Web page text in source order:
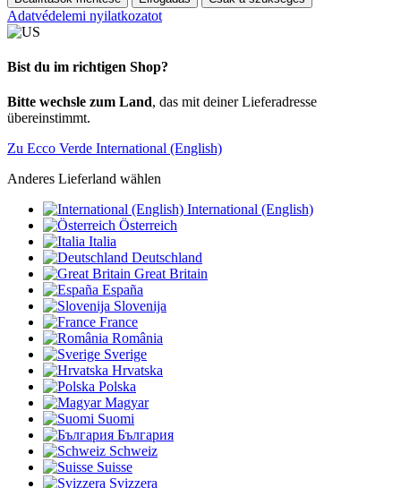
Adatvédelemi nyilatkozatot
Bist du im richtigen Shop?
Bitte wechsle zum Land, das mit deiner Lieferadresse
übereinstimmt.
Zu Ecco Verde International (English)
Anderes Lieferland wählen
International (English)
Österreich
Italia
Deutschland
Great Britain
España
Slovenija
France
România
Sverige
Hrvatska
Polska
Magyar
Suomi
България
Schweiz
Suisse
Svizzera